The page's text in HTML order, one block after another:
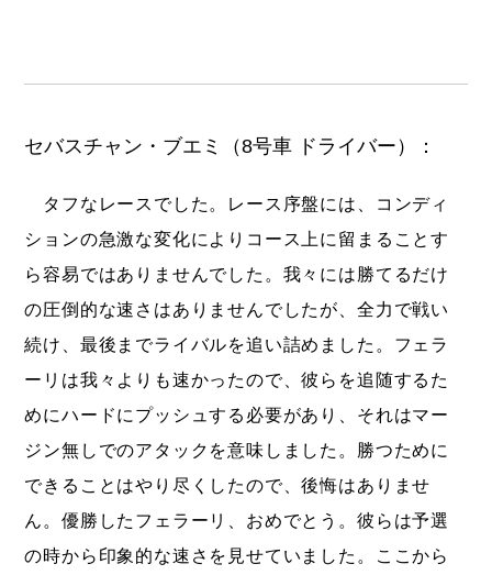
セバスチャン・ブエミ（8号車 ドライバー）：
タフなレースでした。レース序盤には、コンディ
ションの急激な変化によりコース上に留まることす
ら容易ではありませんでした。我々には勝てるだけ
の圧倒的な速さはありませんでしたが、全力で戦い
続け、最後までライバルを追い詰めました。フェラ
ーリは我々よりも速かったので、彼らを追随するた
めにハードにプッシュする必要があり、それはマー
ジン無しでのアタックを意味しました。勝つために
できることはやり尽くしたので、後悔はありませ
ん。優勝したフェラーリ、おめでとう。彼らは予選
の時から印象的な速さを見せていました。ここから